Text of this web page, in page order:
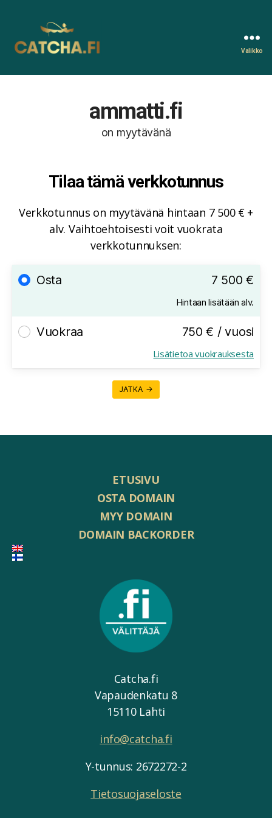
Valikko
ammatti.fi
on myytävänä
Tilaa tämä verkkotunnus
Verkkotunnus on myytävänä hintaan 7 500 € +
alv. Vaihtoehtoisesti voit vuokrata
verkkotunnuksen:
Osta 7 500 €
Hintaan lisätään alv.
Vuokraa 750 € / vuosi
Lisätietoa vuokrauksesta
JATKA →
ETUSIVU
OSTA DOMAIN
MYY DOMAIN
DOMAIN BACKORDER
Catcha.fi
Vapaudenkatu 8
15110 Lahti
info@catcha.fi
Y-tunnus: 2672272-2
Tietosuojaseloste